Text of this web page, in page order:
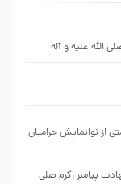
الله علیه و آله
از نوانمایش حرامیان
پیامبر اکرم صلی